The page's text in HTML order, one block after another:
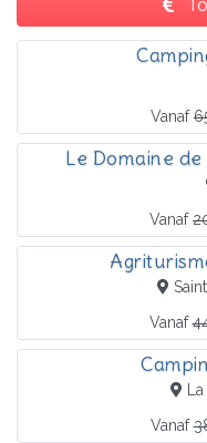
Vanaf
Le Domaine
Vanaf
Vanaf
Vanaf